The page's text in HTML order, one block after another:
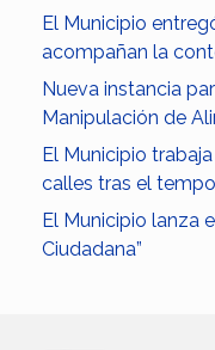
El Municipio
acompañan la
Nueva instancia
Manipulación de
El Municipio
calles tras el
El Municipio lanza
Ciudadana”